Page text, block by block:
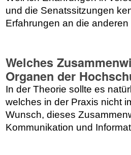
und die Senatssitzungen
Erfahrungen an die
Welches
Organen der
In der Theorie sollte es
welches in der Praxis nicht
Wunsch, dieses
Kommunikation und